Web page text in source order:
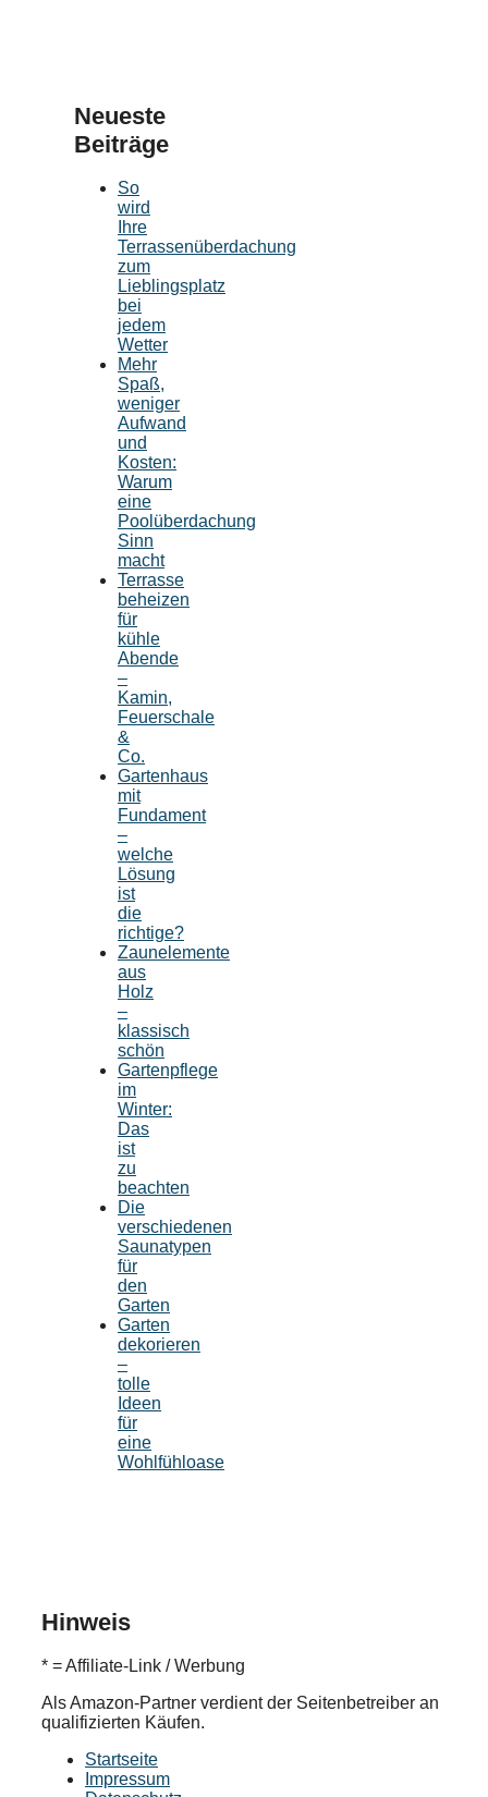
Neueste
Beiträge
So
wird
Ihre
Terrassenüberdachung
zum
Lieblingsplatz
bei
jedem
Wetter
Mehr
Spaß,
weniger
Aufwand
und
Kosten:
Warum
eine
Poolüberdachung
Sinn
macht
Terrasse
beheizen
für
kühle
Abende
–
Kamin,
Feuerschale
&
Co.
Gartenhaus
mit
Fundament
–
welche
Lösung
ist
die
richtige?
Zaunelemente
aus
Holz
–
klassisch
schön
Gartenpflege
im
Winter:
Das
ist
zu
beachten
Die
verschiedenen
Saunatypen
für
den
Garten
Garten
dekorieren
–
tolle
Ideen
für
eine
Wohlfühloase
Hinweis
* = Affiliate-Link / Werbung
Als Amazon-Partner verdient der Seitenbetreiber an
qualifizierten Käufen.
Startseite
Impressum